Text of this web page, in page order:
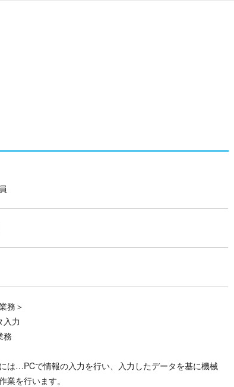
務＞
入力
務
は…PCで情報の入力を行い、入力したデータを基に機械
業を行います。